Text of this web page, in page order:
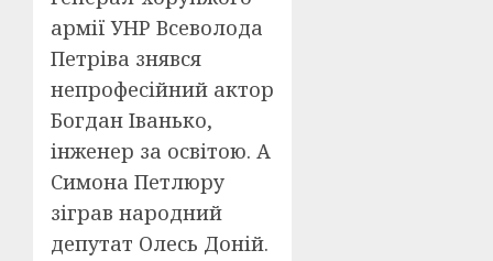
армії УНР Всеволода
Петріва знявся
непрофесійний актор
Богдан Іванько,
інженер за освітою. А
Симона Петлюру
зіграв народний
депутат Олесь Доній.